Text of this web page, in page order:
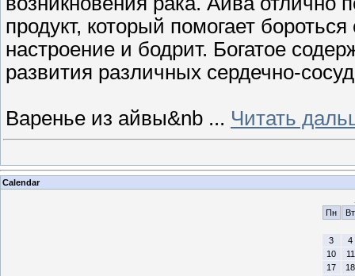
продукт, который помогает
настроение и бодрит. Богатое
развития различных сердечно-
Варенье из айвы&nb ... Читать
Calendar
Пн
Вт
3
4
10
11
17
18